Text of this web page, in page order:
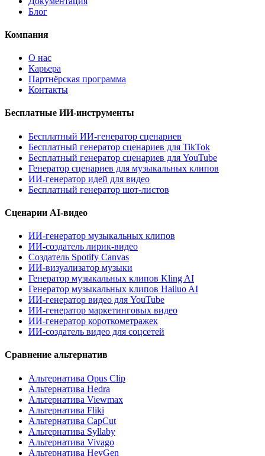
Блог
Компания
О нас
Карьера
Партнёрская программа
Контакты
Бесплатные ИИ-инструменты
Бесплатный ИИ-генератор сценариев
Бесплатный генератор сценариев для TikTok
Бесплатный генератор сценариев для YouTube
Генератор сценариев для музыкальных клипов
ИИ-генератор идей для видео
Бесплатный генератор шот-листов
Сценарии AI-видео
ИИ-генератор музыкальных клипов
ИИ-создатель лирик-видео
Создатель Spotify Canvas
ИИ-визуализатор музыки
Генератор музыкальных клипов Kling AI
Генератор музыкальных клипов Hailuo AI
ИИ-генератор видео для YouTube
ИИ-генератор маркетинговых видео
ИИ-генератор короткометражек
ИИ-создатель видео для соцсетей
Сравнение альтернатив
Альтернатива Opus Clip
Альтернатива Hedra
Альтернатива Viewmax
Альтернатива Fliki
Альтернатива CapCut
Альтернатива Syllaby
Альтернатива Vivago
Альтернатива HeyGen